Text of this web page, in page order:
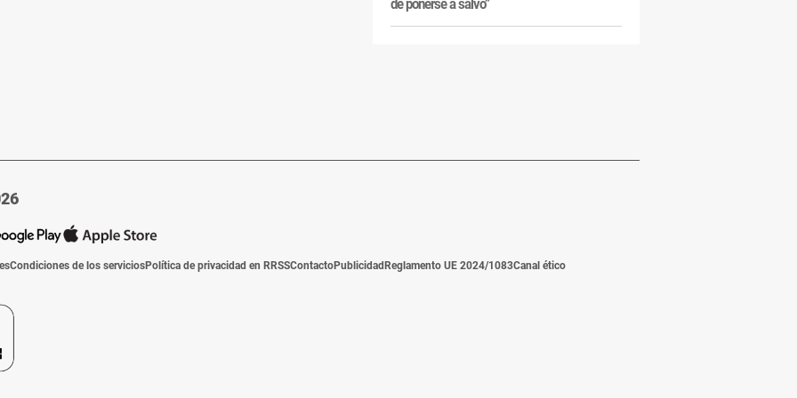
de ponerse a salvo”
Condiciones de los serviciosPolítica de privacidad en RRSSContactoPublicidadReglamento UE 2024/1083Canal ético